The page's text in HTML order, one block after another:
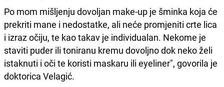
Po mom mišljenju dovoljan make-up je šminka koja će
prekriti mane i nedostatke, ali neće promjeniti crte lica
i izraz očiju, te kao takav je individualan. Nekome je
staviti puder ili toniranu kremu dovoljno dok neko želi
istaknuti i oči te koristi maskaru ili eyeliner", govorila je
doktorica Velagić.